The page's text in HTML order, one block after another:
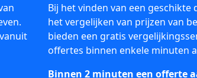
Bij het vinden van een geschikte
het vergelijken van prijzen van
bieden een gratis
offertes binnen enkele minuten
Binnen 2 minuten een offerte